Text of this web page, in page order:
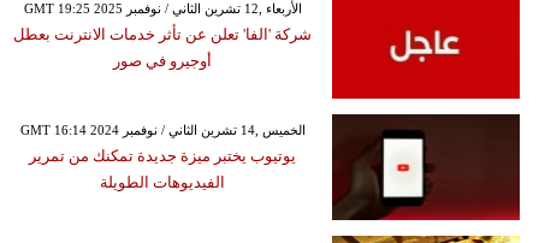
GMT 19:25 2025 الأربعاء ,12 تشرين الثاني / نوفمبر
شركة 'الفا' تعلن عن تأثر خدمات الانترنت بعطل
أوجيرو في صور
GMT 16:14 2024 الخميس ,14 تشرين الثاني / نوفمبر
يوتيوب يختبر ميزة جديدة تمكنك من تمرير
الفيديوهات الطويلة